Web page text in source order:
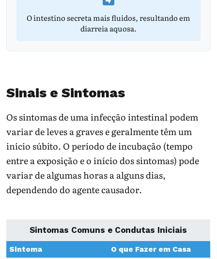
O intestino secreta mais fluidos, resultando em
diarreia aquosa.
Sinais e Sintomas
Os sintomas de uma infecção intestinal podem
variar de leves a graves e geralmente têm um
início súbito. O período de incubação (tempo
entre a exposição e o início dos sintomas) pode
variar de algumas horas a alguns dias,
dependendo do agente causador.
Sintomas Comuns e Condutas Iniciais
Sintoma O que Fazer em Casa